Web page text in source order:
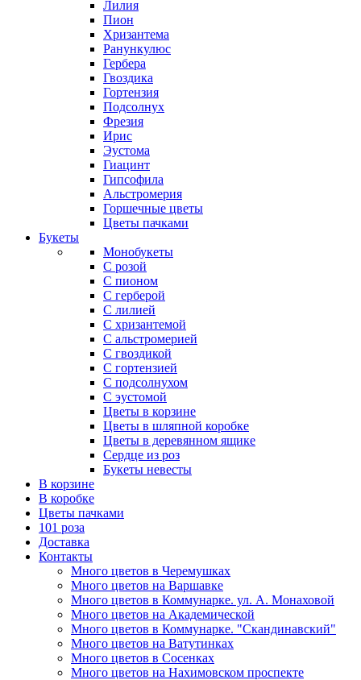
Лилия
Пион
Хризантема
Ранункулюс
Гербера
Гвоздика
Гортензия
Подсолнух
Фрезия
Ирис
Эустома
Гиацинт
Гипсофила
Альстромерия
Горшечные цветы
Цветы пачками
Букеты
Монобукеты
С розой
С пионом
С герберой
С лилией
С хризантемой
С альстромерией
С гвоздикой
С гортензией
С подсолнухом
С эустомой
Цветы в корзине
Цветы в шляпной коробке
Цветы в деревянном ящике
Сердце из роз
Букеты невесты
В корзине
В коробке
Цветы пачками
101 роза
Доставка
Контакты
Много цветов в Черемушках
Много цветов на Варшавке
Много цветов в Коммунарке. ул. А. Монаховой
Много цветов на Академической
Много цветов в Коммунарке. "Скандинавский"
Много цветов на Ватутинках
Много цветов в Сосенках
Много цветов на Нахимовском проспекте